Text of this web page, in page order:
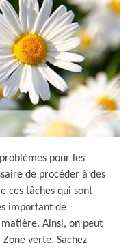
pour les
de procéder à des
ces tâches qui sont
important de
Ainsi, on peut
verte. Sachez